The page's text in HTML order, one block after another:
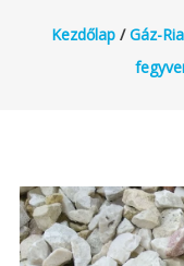
Kezdőlap/Gáz-